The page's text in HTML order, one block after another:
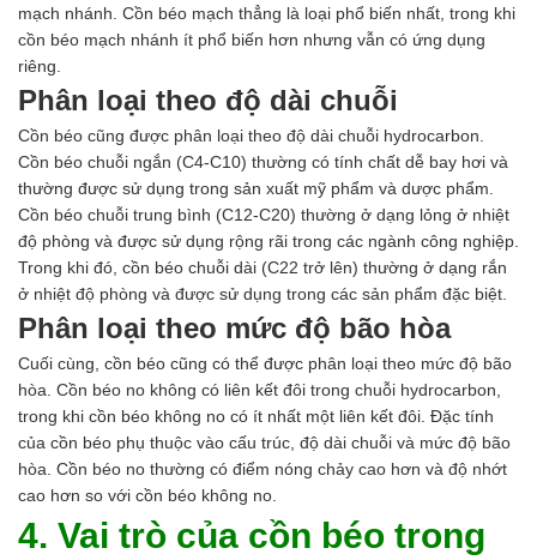
mạch nhánh. Cồn béo mạch thẳng là loại phổ biến nhất, trong khi
cồn béo mạch nhánh ít phổ biến hơn nhưng vẫn có ứng dụng
riêng.
Phân loại theo độ dài chuỗi
Cồn béo cũng được phân loại theo độ dài chuỗi hydrocarbon.
Cồn béo chuỗi ngắn (C4-C10) thường có tính chất dễ bay hơi và
thường được sử dụng trong sản xuất mỹ phẩm và dược phẩm.
Cồn béo chuỗi trung bình (C12-C20) thường ở dạng lỏng ở nhiệt
độ phòng và được sử dụng rộng rãi trong các ngành công nghiệp.
Trong khi đó, cồn béo chuỗi dài (C22 trở lên) thường ở dạng rắn
ở nhiệt độ phòng và được sử dụng trong các sản phẩm đặc biệt.
Phân loại theo mức độ bão hòa
Cuối cùng, cồn béo cũng có thể được phân loại theo mức độ bão
hòa. Cồn béo no không có liên kết đôi trong chuỗi hydrocarbon,
trong khi cồn béo không no có ít nhất một liên kết đôi. Đặc tính
của cồn béo phụ thuộc vào cấu trúc, độ dài chuỗi và mức độ bão
hòa. Cồn béo no thường có điểm nóng chảy cao hơn và độ nhớt
cao hơn so với cồn béo không no.
4. Vai trò của cồn béo trong